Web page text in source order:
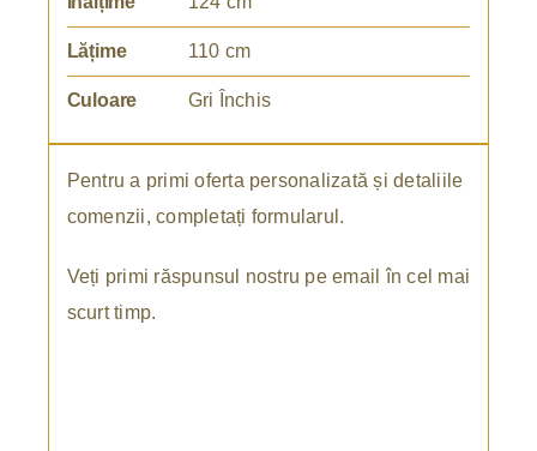
Lățime 110 cm
Culoare Gri Închis
Pentru a primi oferta personalizată și detaliile
comenzii, completați formularul.
Veți primi răspunsul nostru pe email în cel mai
scurt timp.